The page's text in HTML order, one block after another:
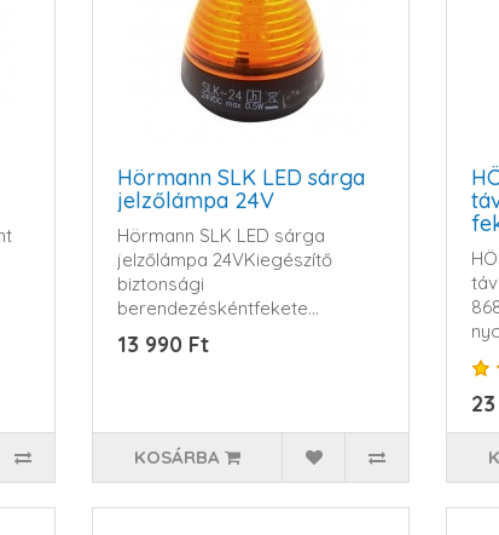
Hörmann SLK LED sárga
jelzőlámpa 24V
Hörmann SLK LED sárga
jelzőlámpa 24VKiegészítő
biztonsági
berendezéskéntfekete
talpBeltéri és kültér..
13 990 Ft
KOSÁRBA